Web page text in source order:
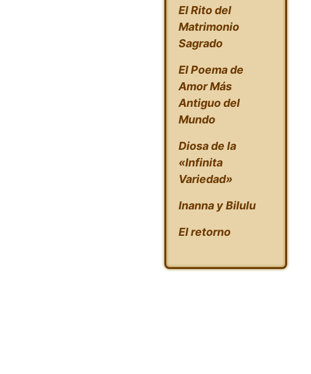
El Rito del
Matrimonio
Sagrado
El Poema de
Amor Más
Antiguo del
Mundo
Diosa de la
«Infinita
Variedad»
Inanna y Bilulu
El retorno